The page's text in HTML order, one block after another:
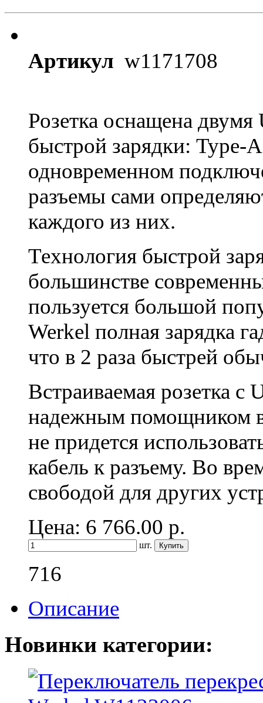
Артикул w1171708
Розетка оснащена
быстрой зарядки: Type-
одновременном
разъемы сами
каждого из них.
Технология быстрой
большинстве
пользуется большой
Werkel полная зарядка
что в 2 раза быстрей
Встраиваемая розетка
надежным помощником
не придется
кабель к разъему. Во
свободой для других
Цена: 6 766.00 р.
шт.
716
Описание
Новинки категории: